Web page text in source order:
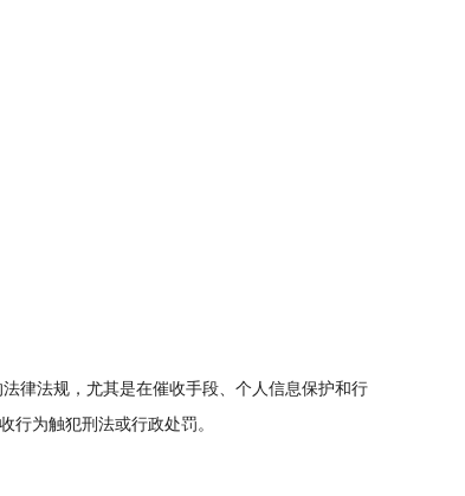
律法规，尤其是在催收手段、个人信息保护和行
行为触犯刑法或行政处罚。